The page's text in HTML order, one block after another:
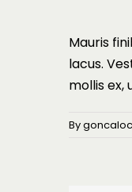
Mauris
lacus.
mollis ex,
By